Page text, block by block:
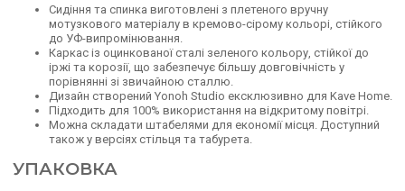
Сидіння та спинка виготовлені з плетеного вручну
мотузкового матеріалу в кремово-сірому кольорі, стійкого
до УФ-випромінювання.
Каркас із оцинкованої сталі зеленого кольору, стійкої до
іржі та корозії, що забезпечує більшу довговічність у
порівнянні зі звичайною сталлю.
Дизайн створений Yonoh Studio ексклюзивно для Kave Home.
Підходить для 100% використання на відкритому повітрі.
Можна складати штабелями для економії місця. Доступний
також у версіях стільця та табурета.
УПАКОВКА